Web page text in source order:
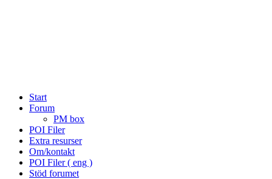
Start
Forum
PM box
POI Filer
Extra resurser
Om/kontakt
POI Filer ( eng )
Stöd forumet